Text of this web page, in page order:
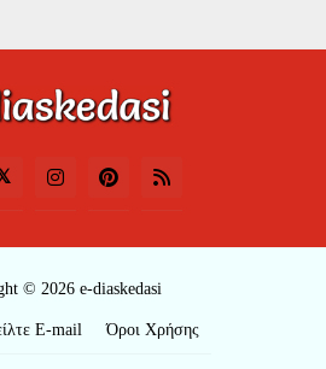
© 2026 e-diaskedasi
E-mail Όροι Χρήσης